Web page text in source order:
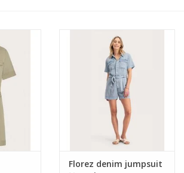
Florez denim jumpsuit